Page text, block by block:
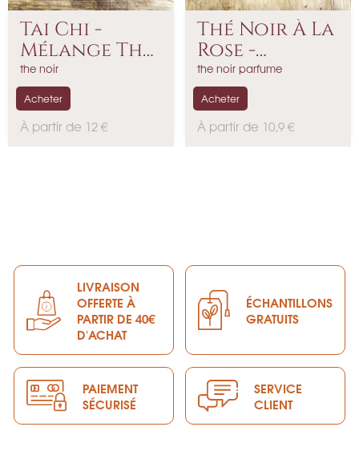
Tai Chi -
Mélange Thé
Vert...
the noir
P
À partir de 12 €
Acheter
Thé Noir À La
Rose -
Parfumé
the noir parfume
P
À partir de 10,9 €
Acheter
LIVRAISON
OFFERTE À
PARTIR DE 40€
D'ACHAT
ÉCHANTILLONS
GRATUITS
PAIEMENT
SÉCURISÉ
SERVICE
CLIENT